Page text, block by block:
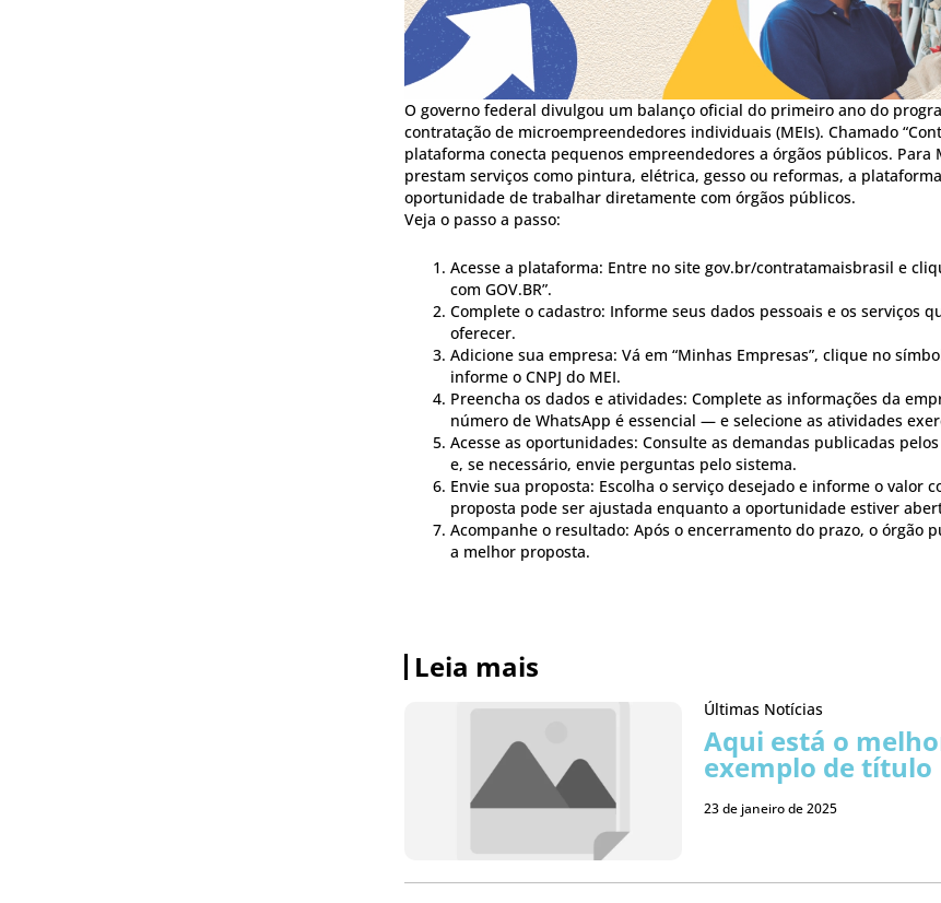
O governo federal divulgou um balanço oficial do primeiro ano do
contratação de microempreendedores individuais (MEIs). Chamado
plataforma conecta pequenos empreendedores a órgãos públicos. Para
prestam serviços como pintura, elétrica, gesso ou reformas, a
oportunidade de trabalhar diretamente com órgãos públicos.
Veja o passo a passo:
Acesse a plataforma: Entre no site gov.br/contratamaisbrasil e
com GOV.BR”.
Complete o cadastro: Informe seus dados pessoais e os serviços
oferecer.
Adicione sua empresa: Vá em “Minhas Empresas”, clique no
informe o CNPJ do MEI.
Preencha os dados e atividades: Complete as informações da
número de WhatsApp é essencial — e selecione as atividades
Acesse as oportunidades: Consulte as demandas publicadas
e, se necessário, envie perguntas pelo sistema.
Envie sua proposta: Escolha o serviço desejado e informe o valor
proposta pode ser ajustada enquanto a oportunidade estiver
Acompanhe o resultado: Após o encerramento do prazo, o órgão
a melhor proposta.
Leia mais
Últimas Notícias
Aqui está o
exemplo de título
23 de janeiro de 2025